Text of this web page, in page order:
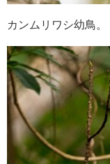
カンムリワシ幼鳥。